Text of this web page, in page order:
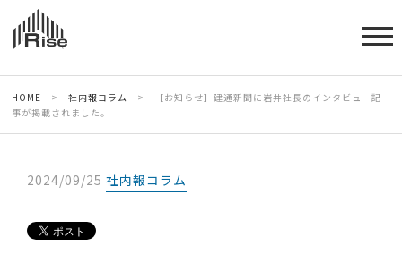
HOME > 社内報コラム >
【お知らせ】建通新聞に岩井社長のインタビュー記
事が掲載されました。
2024/09/25 社内報コラム